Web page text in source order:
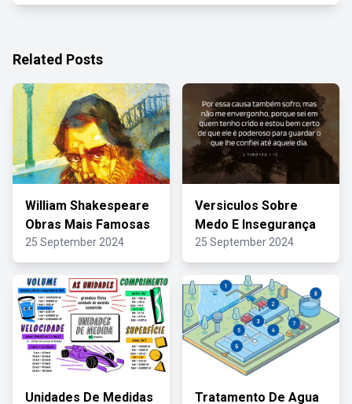
Related Posts
William Shakespeare
Obras Mais Famosas
25 September 2024
Versiculos Sobre
Medo E Insegurança
25 September 2024
Unidades De Medidas Tratamento De Agua